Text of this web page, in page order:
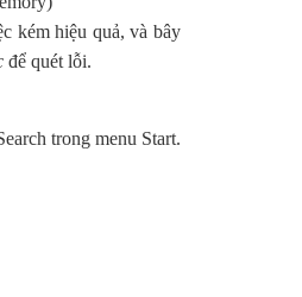
kém hiệu quả, và bây
để quét lỗi.
trong menu Start.